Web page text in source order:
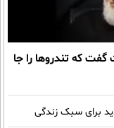
که تندروها را جا
برای سبک زندگی